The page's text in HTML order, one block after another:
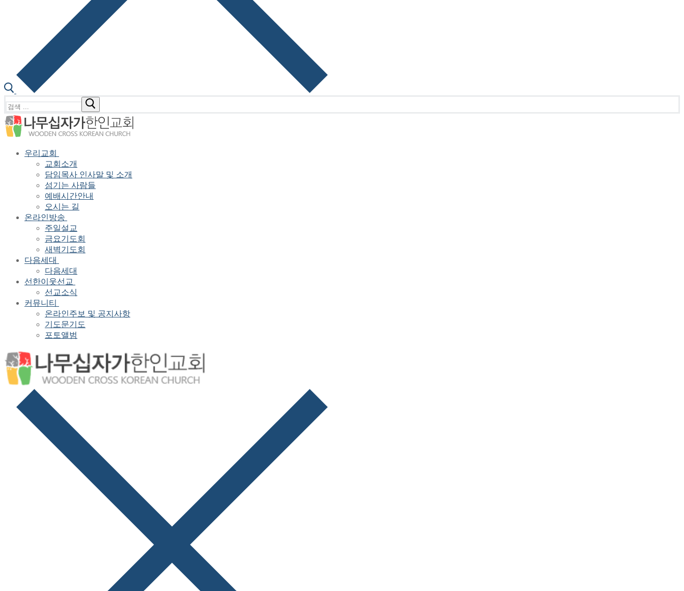
색
:
우리교회
교회소개
담임목사 인사말 및 소개
섬기는 사람들
예배시간안내
오시는 길
온라인방송
주일설교
금요기도회
새벽기도회
다음세대
다음세대
선한이웃선교
선교소식
커뮤니티
온라인주보 및 공지사항
기도문기도
포토앨범